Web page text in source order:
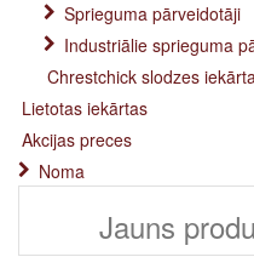
Sprieguma pārveidotāji
Industriālie sprieguma
Chrestchick slodzes
Lietotas iekārtas
Akcijas preces
Noma
Jauns